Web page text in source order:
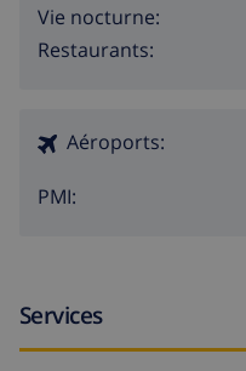
Vie nocturne:
Restaurants:
Aéroports:
PMI:
Services